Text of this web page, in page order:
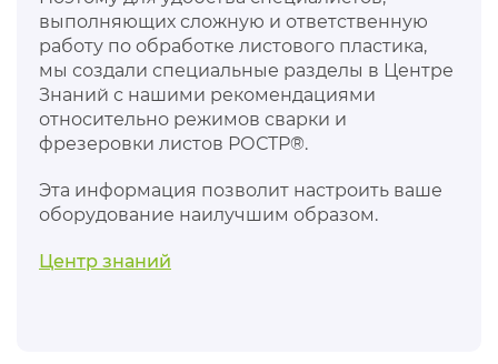
выполняющих сложную и ответственную
работу по обработке листового пластика,
мы создали специальные разделы в Центре
Знаний с нашими рекомендациями
относительно режимов сварки и
фрезеровки листов РОСТР®.
Эта информация позволит настроить ваше
оборудование наилучшим образом.
Центр знаний